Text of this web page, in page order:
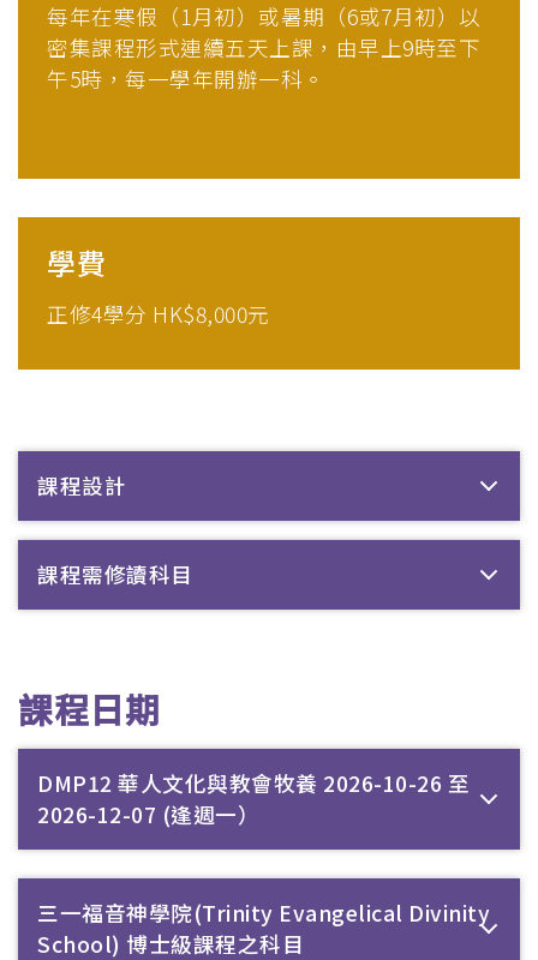
每年在寒假（1月初）或暑期（6或7月初）以
密集課程形式連續五天上課，由早上9時至下
午5時，每一學年開辦一科。
學費
正修4學分 HK$8,000元
課程設計
課程需修讀科目
課程日期
DMP12 華人文化與教會牧養 2026-10-26 至
2026-12-07 (逢週一）
三一福音神學院(Trinity Evangelical Divinity
School) 博士級課程之科目